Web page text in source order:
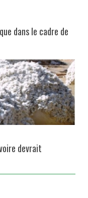
dans le cadre de
devrait